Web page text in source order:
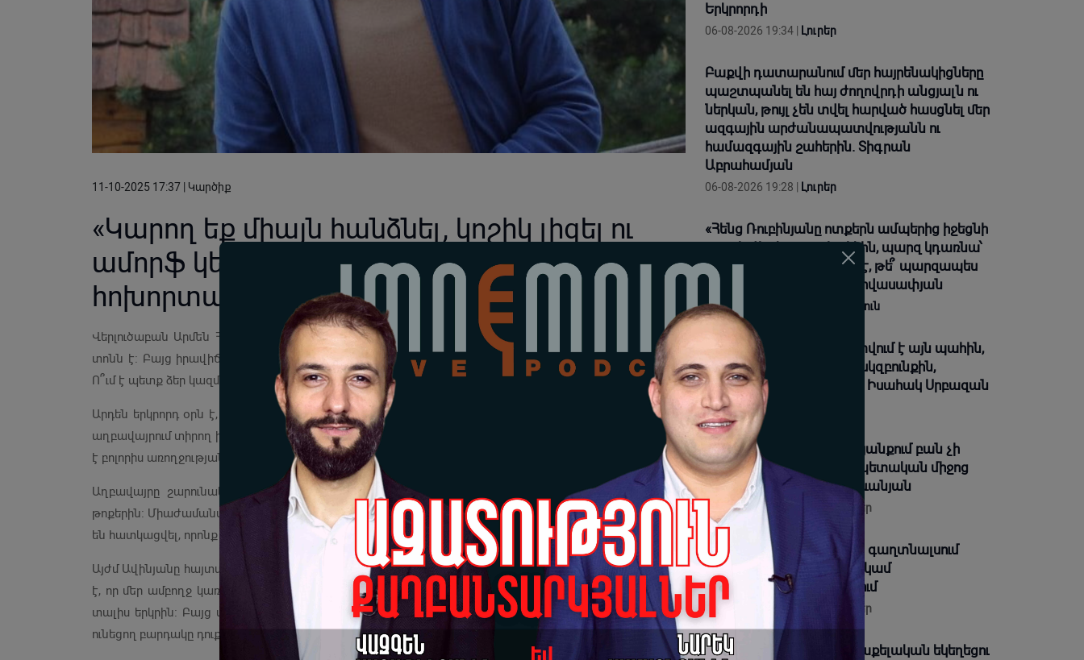
11-10-2025 17:37 | Կարծիք
«Կարող եք միայն հանձնել, կոշիկ լիզել ու
ամորֆ կեցվածքով դատարկամիտ
հոխորտալ». Արմեն Հովասափյան
Վերլուծաբան Արմեն Հովասափյանը ֆեյսբուքյան իր էջում գրել է. «Եթե չգիտեք՝ ասեմ․ այսօր Երևանի
տոնն է։ Բայց իրավիճակի մարազմն այն է, որ քաղաքն իր տոնը սկսում է անտանելի ծխածածկի մեջ։
Ո՞ւմ է պետք ձեր կազմակերպած տոնն ու համերգայի շոուները:
Արդեն երկրորդ օրն է, ինչ քաղաքային իշխանությունները չեն կարողանում կարգավորել Նուբարաշենի
աղբավայրում տիրող իրավիճակը։ Քաղաքը բառացիորեն խեղդվում է ծխի մեջ, որն ուղղակիորեն ազդում
է բոլորիս առողջության վրա։
Աղբավայրը շարունակ այրվում է, իսկ ողջ տոքսիկ թույնը դուրս է գալիս մթնոլորտ՝ հասնելով մեր
թոքերին։ Միաժամանակ չպետք է մոռանալ, որ աղբավայրի բարեփոխումների համար ահռելի գումարներ
են հատկացվել, որոնք այս իշխանությունը բառացիորեն «գցել է ոտքերին»՝ ծրագիրը տապալելով։
Այժմ Ավինյանը հայտարարում է, թե «դիտավորյալ հրդեհ է»։ Այսինքն, եթե նրա խոսքը ճիշտ է, ստացվում
է, որ մեր ամբողջ կառավարման համակարգում անընդհատ ինչ-որ մարդիկ դիտավորությամբ վնաս են
տալիս երկրին։ Բայց ամեն անգամ մեղավոր են լինում բոլորը՝ բացի իրենցից։ Նշանակում է՝ գոյություն
ունեցող բարդակը դուք չեք կարողանում որևէ ոլորտի կառավարում իրականացնել՝ ապիկար եք:
Երկրորդի
06-08-2026 19:34 | Լուրեր
Բաքվի դատարանում մեր հայրենակիցները
պաշտպանել են հայ ժողովրդի անցյալն ու
ներկան, թույլ չեն տվել հարված հասցնել մեր
ազգային արժանապատվությանն ու
համազգային շահերին. Տիգրան
Աբրահամյան
06-08-2026 19:28 | Լուրեր
«Հենց Ռուբինյանը ոտքերն ամպերից իջեցնի
ու բախվի ռեալ պոլիտիկին, պարզ կդառնա՝
նա սկզբունքների՞ մարդ է, թե՞ պարզապես
լավ դերասան». Արմեն Հովասափյան
06-08-2026 18:29 | Վերլուծություն
Արդարությունը հաստատվում է այն պահին,
երբ անձը ենթարկվում է սկզբունքին,
իշխանությունը՝ օրենքին. Իսահակ Սրբազան
06-08-2026 18:27 |
«Պադավատը» մարդու կյանքում բան չի
փոխում, բան չի տալիս, պետական միջոց
ինչի՞ ծառայեցվի. Վարդևանյան
06-08-2026 16:45 | Տեսանյութեր
ՔՊ-ին վերաբերվող ոչ մի գաղտնալսում
չհայտնվեց Քննչականի կամ
Հակակոռուպցիոնի էջերում
06-08-2026 16:25 | Տեսանյութեր
Սա հարձակում է Հայ Առաքելական եկեղեցու